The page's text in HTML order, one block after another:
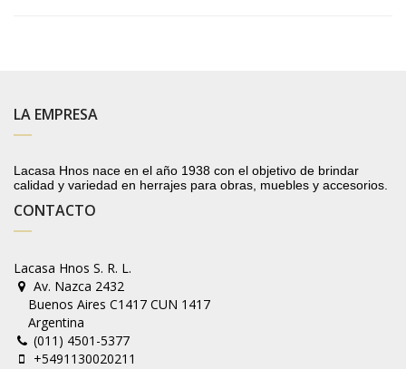
LA EMPRESA
Lacasa Hnos nace en el año 1938 con el objetivo de brindar
calidad y variedad en herrajes para obras, muebles y accesorios.
CONTACTO
Lacasa Hnos S. R. L.
Av. Nazca 2432
Buenos Aires C1417 CUN 1417
Argentina
(011) 4501-5377
+5491130020211